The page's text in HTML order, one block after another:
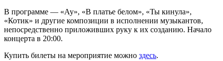
В программе — «Ау», «В платье белом», «Ты кинула»,
«Котик» и другие композиции в исполнении музыкантов,
непосредственно приложивших руку к их созданию. Начало
концерта в 20:00.
Купить билеты на мероприятие можно здесь.